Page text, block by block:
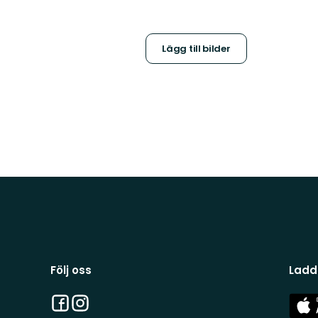
Lägg till bilder
Följ oss
Facebook
Instagram
App
Store